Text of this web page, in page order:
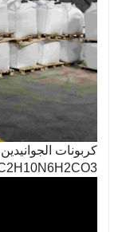
كربونات